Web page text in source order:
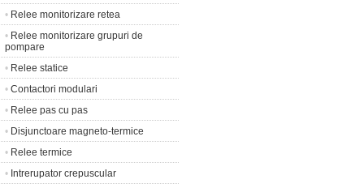
• Relee monitorizare retea
• Relee monitorizare grupuri de
pompare
• Relee statice
• Contactori modulari
• Relee pas cu pas
• Disjunctoare magneto-termice
• Relee termice
• Intrerupator crepuscular